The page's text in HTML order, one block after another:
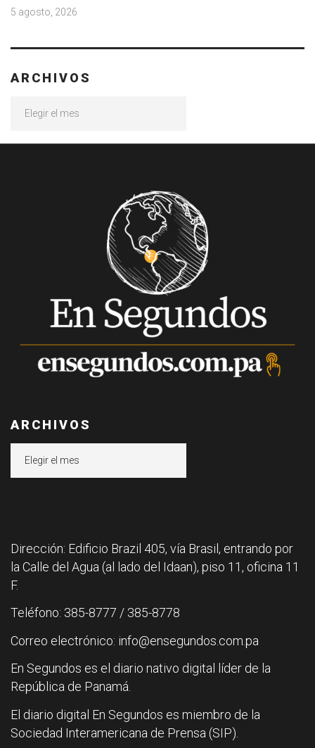
5 agosto, 2026
ARCHIVOS
ARCHIVOS
Dirección: Edificio Brazil 405, vía Brasil, entrando por
la Calle del Agua (al lado del Idaan), piso 11, oficina 11
F.
Teléfono: 385-8777 / 385-8778
Correo electrónico: info@ensegundos.com.pa
En Segundos es el diario nativo digital líder de la
República de Panamá.
El diario digital En Segundos es miembro de la
Sociedad Interamericana de Prensa (SIP).